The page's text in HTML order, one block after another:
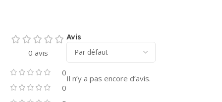
0 avis
0
0
Avis
Il n’y a pas encore d’avis.